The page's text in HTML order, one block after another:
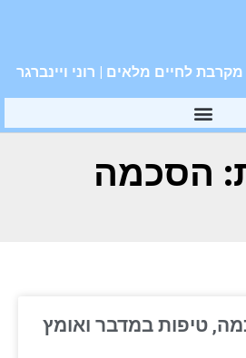
לחיים מלאים | רוני ויינברגר
הסכמה
טיפות במדבר ואומץ